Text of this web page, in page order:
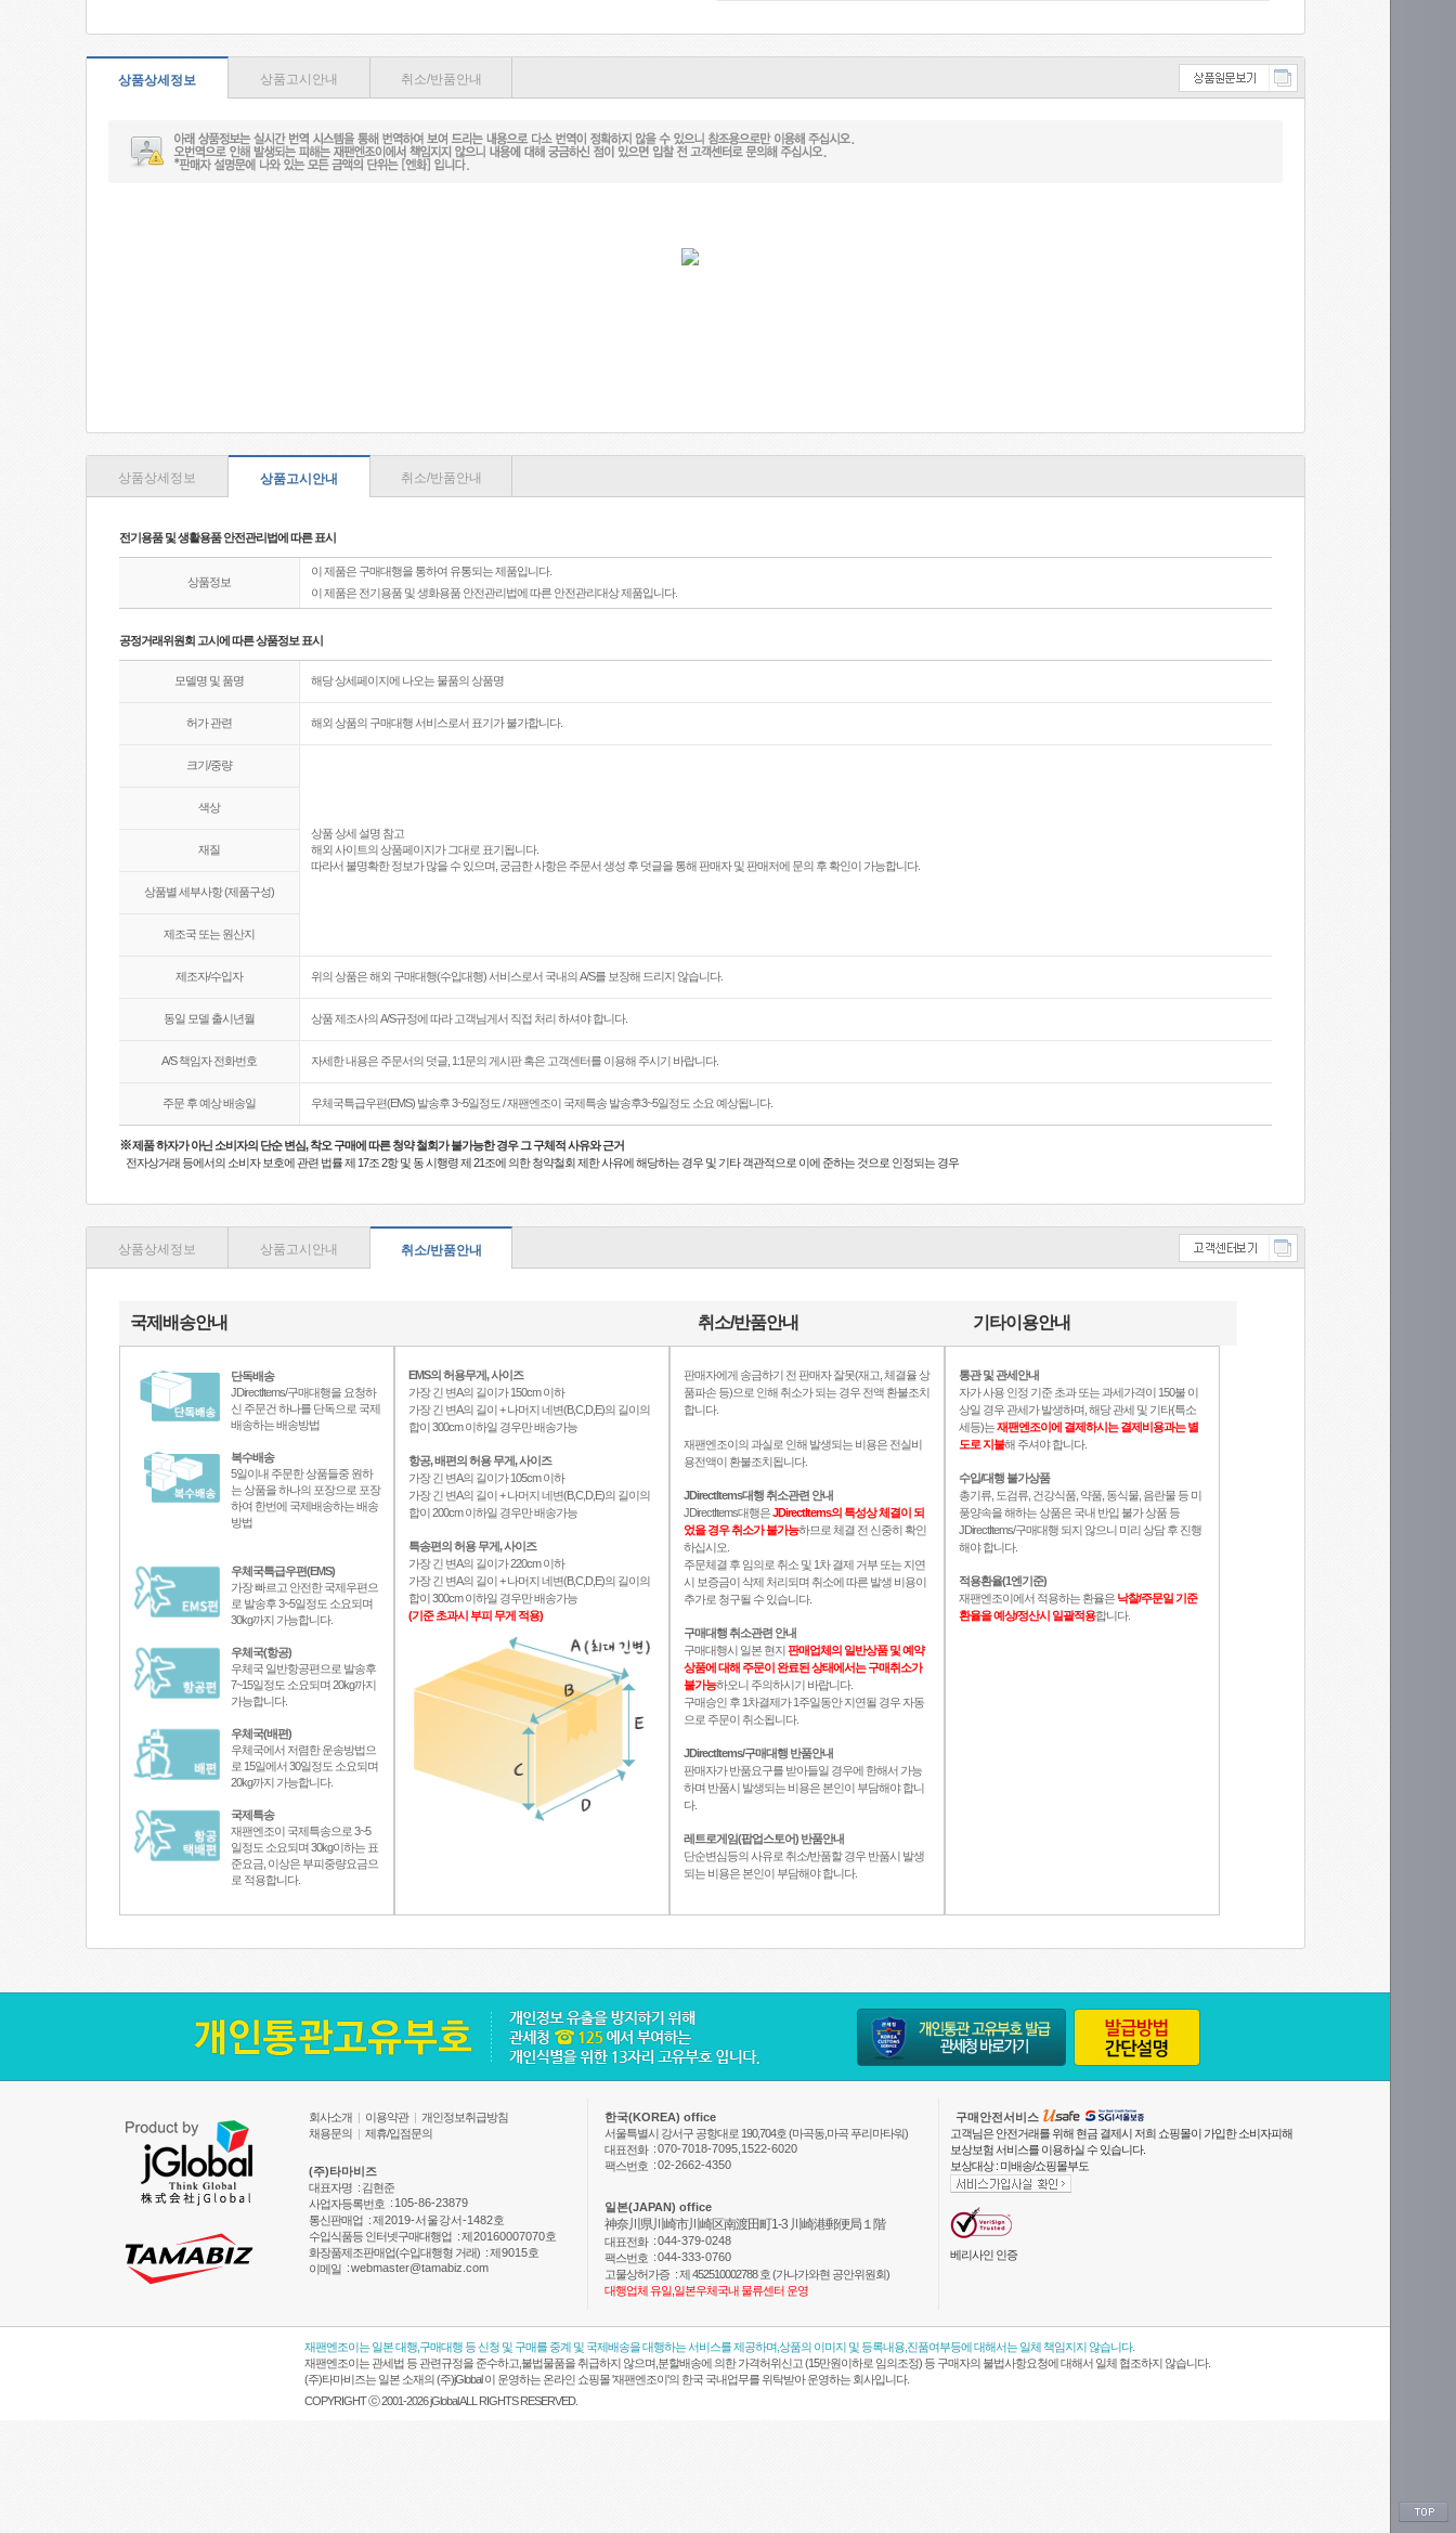
상품상세정보 상품고시안내 취소/반품안내
상품상세정보 상품고시안내 취소/반품안내
전기용품 및 생활용품 안전관리법에 따른 표시
상품정보
이 제품은 구매대행을 통하여 유통되는 제품입니다.
이 제품은 전기용품 및 생화용품 안전관리법에 따른 안전관리대상 제품입니다.
공정거래위원회 고시에 따른 상품정보 표시
모델명 및 품명 해당 상세페이지에 나오는 물품의 상품명
허가 관련 해외 상품의 구매대행 서비스로서 표기가 불가합니다.
크기/중량
상품 상세 설명 참고
해외 사이트의 상품페이지가 그대로 표기됩니다.
따라서 불명확한 정보가 많을 수 있으며, 궁금한 사항은 주문서 생성 후 덧글을 통해 판매자 및 판매저에 문의 후 확인이 가능합니다.
색상
재질
상품별 세부사항 (제품구성)
제조국 또는 원산지
제조자/수입자 위의 상품은 해외 구매대행(수입대행) 서비스로서 국내의 A/S를 보장해 드리지 않습니다.
동일 모델 출시년월 상품 제조사의 A/S규정에 따라 고객님게서 직접 처리 하셔야 합니다.
A/S 책임자 전화번호 자세한 내용은 주문서의 덧글, 1:1문의 게시판 혹은 고객센터를 이용해 주시기 바랍니다.
주문 후 예상 배송일 우체국특급우편(EMS) 발송후 3~5일정도 / 재팬엔조이 국제특송 발송후3~5일정도 소요 예상됩니다.
※제품 하자가 아닌 소비자의 단순 변심, 착오 구매에 따른 청약 철회가 불가능한 경우 그 구체적 사유와 근거
전자상거래 등에서의 소비자 보호에 관련 법률 제 17조 2항 및 동 시행령 제 21조에 의한 청약철회 제한 사유에 해당하는 경우 및 기타 객관적으로 이에 준하는 것으로 인정되는 경우
상품상세정보 상품고시안내 취소/반품안내
국제배송안내 취소/반품안내 기타이용안내
단독배송
JDirectItems/구매대행을 요청하
신 주문건 하나를 단독으로 국제
배송하는 배송방법
복수배송
5일이내 주문한 상품들중 원하
는 상품을 하나의 포장으로 포장
하여 한번에 국제배송하는 배송
방법
우체국특급우편(EMS)
가장 빠르고 안전한 국제우편으
로 발송후 3~5일정도 소요되며
30kg까지 가능합니다.
우체국(항공)
우체국 일반항공편으로 발송후
7~15일정도 소요되며 20kg까지
가능합니다.
우체국(배편)
우체국에서 저렴한 운송방법으
로 15일에서 30일정도 소요되며
20kg까지 가능합니다.
국제특송
재팬엔조이 국제특송으로 3~5
일정도 소요되며 30kg이하는 표
준요금, 이상은 부피중량요금으
로 적용합니다.
EMS의 허용무게, 사이즈
가장 긴 변A의 길이가 150cm 이하
가장 긴 변A의 길이 + 나머지 네변(B,C,D,E)의 길이의
합이 300cm 이하일 경우만 배송가능
항공, 배편의 허용 무게, 사이즈
가장 긴 변A의 길이가 105cm 이하
가장 긴 변A의 길이 + 나머지 네변(B,C,D,E)의 길이의
합이 200cm 이하일 경우만 배송가능
특송편의 허용 무게, 사이즈
가장 긴 변A의 길이가 220cm 이하
가장 긴 변A의 길이 + 나머지 네변(B,C,D,E)의 길이의
합이 300cm 이하일 경우만 배송가능
(기준 초과시 부피 무게 적용)
판매자에게 송금하기 전 판매자 잘못(재고, 체결율 상
품파손 등)으로 인해 취소가 되는 경우 전액 환불조치
합니다.
재팬엔조이의 과실로 인해 발생되는 비용은 전실비
용전액이 환불조치됩니다.
JDirectItems대행 취소관련 안내
JDirectItems대행은JDirectItems의 특성상 체결이 되
었을 경우 취소가 불가능하므로 체결 전 신중히 확인
하십시오.
주문체결 후 임의로 취소 및 1차 결제 거부 또는 지연
시 보증금이 삭제 처리되며 취소에 따른 발생 비용이
추가로 청구될 수 있습니다.
구매대행 취소관련 안내
구매대행시 일본 현지판매업체의 일반상품 및 예약
상품에 대해 주문이 완료된 상태에서는 구매취소가
불가능하오니 주의하시기 바랍니다.
구매승인 후 1차결제가 1주일동안 지연될 경우 자동
으로 주문이 취소됩니다.
JDirectItems/구매대행 반품안내
판매자가 반품요구를 받아들일 경우에 한해서 가능
하며 반품시 발생되는 비용은 본인이 부담해야 합니
다.
레트로게임(팝업스토어) 반품안내
단순변심등의 사유로 취소/반품할 경우 반품시 발생
되는 비용은 본인이 부담해야 합니다.
통관 및 관세안내
자가 사용 인정 기준 초과 또는 과세가격이 150불 이
상일 경우 관세가 발생하며, 해당 관세 및 기타(특소
세등)는재팬엔조이에 결제하시는 결제비용과는 별
도로 지불해 주셔야 합니다.
수입/대행 불가상품
총기류, 도검류, 건강식품, 약품, 동식물, 음란물 등 미
풍양속을 해하는 상품은 국내 반입 불가 상품 등
JDirectItems/구매대행 되지 않으니 미리 상담 후 진행
해야 합니다.
적용환율(1엔기준)
재팬엔조이에서 적용하는 환율은 낙찰/주문일 기준
환율을 예상/정산시 일괄적용합니다.
회사소개 | 이용약관 | 개인정보취급방침
채용문의 | 제휴/입점문의
(주)타마비즈
대표자명 : 김현준
사업자등록번호 : 105-86-23879
통신판매업 :제2019-서울강서-1482호
수입식품등 인터넷구매대행업 :제20160007070호
화장품제조판매업(수입대행형 거래) :제9015호
이메일 :webmaster@tamabiz.com
한국(KOREA) office
서울특별시 강서구 공항대로 190,704호 (마곡동,마곡 푸리마타워)
대표전화 :070-7018-7095,1522-6020
팩스번호 :02-2662-4350
일본(JAPAN) office
神奈川県川崎市川崎区南渡田町1-3 川崎港郵便局１階
대표전화 :044-379-0248
팩스번호 :044-333-0760
고물상허가증 : 제 452510002788 호 (가나가와현 공안위원회)
대행업체 유일,일본우체국내 물류센터 운영
구매안전서비스
고객님은 안전거래를 위해 현금 결제시 저희 쇼핑몰이 가입한 소비자피해
보상보험 서비스를 이용하실 수 있습니다.
보상대상 : 미배송/쇼핑몰부도
베리사인 인증
재팬엔조이는 일본 대행,구매대행 등 신청 및 구매를 중계 및 국제배송을 대행하는 서비스를 제공하며,상품의 이미지 및 등록내용,진품여부등에 대해서는 일체 책임지지 않습니다.
재팬엔조이는 관세법 등 관련규정을 준수하고,불법물품을 취급하지 않으며,분할배송에 의한 가격허위신고 (15만원이하로 임의조정) 등 구매자의 불법사항요청에 대해서 일체 협조하지 않습니다.
(주)타마비즈는 일본 소재의 (주)jGlobal 이 운영하는 온라인 쇼핑몰 '재팬엔조이'의 한국 국내업무를 위탁받아 운영하는 회사입니다.
COPYRIGHT ⓒ 2001-2026 jGlobal ALL RIGHTS RESERVED.